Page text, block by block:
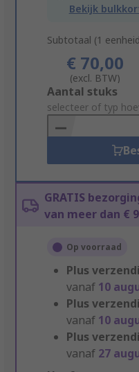
Bekijk
Subtotaal (1
€ 70,00
(excl. BTW)
Add
to
Basket
Aantal stuks
selecteer of typ
GRATIS
van meer dan €
Op voorraad
Plus
vanaf 10
Plus
vanaf 10
Plus
vanaf 27